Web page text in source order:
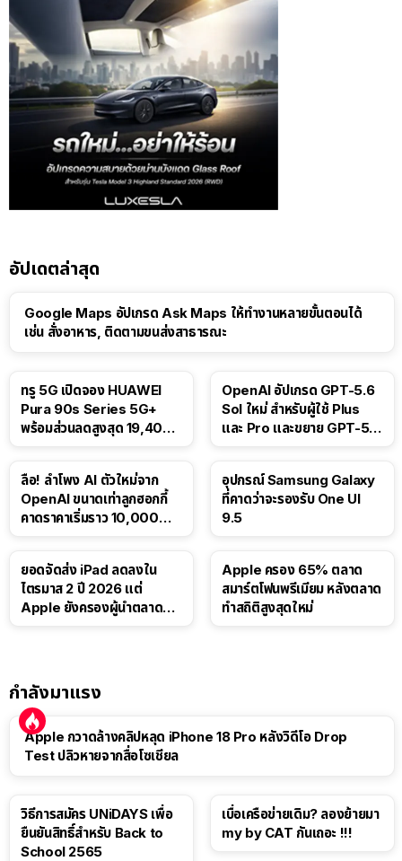
อัปเดตล่าสุด
Google Maps อัปเกรด Ask Maps ให้ทำงานหลายขั้นตอนได้
เช่น สั่งอาหาร, ติดตามขนส่งสาธารณะ
ทรู 5G เปิดจอง HUAWEI
Pura 90s Series 5G+
พร้อมส่วนลดสูงสุด 19,400
OpenAI อัปเกรด GPT-5.6
Sol ใหม่ สำหรับผู้ใช้ Plus
และ Pro และขยาย GPT-5.6
ลือ! ลำโพง AI ตัวใหม่จาก
OpenAI ขนาดเท่าลูกฮอกกี้
คาดราคาเริ่มราว 10,000
อุปกรณ์ Samsung Galaxy
ที่คาดว่าจะรองรับ One UI
9.5
ยอดจัดส่ง iPad ลดลงใน
ไตรมาส 2 ปี 2026 แต่
Apple ยังครองผู้นำตลาด
Apple ครอง 65% ตลาด
สมาร์ตโฟนพรีเมียม หลังตลาด
ทำสถิติสูงสุดใหม่
กำลังมาแรง
Apple กวาดล้างคลิปหลุด iPhone 18 Pro หลังวิดีโอ Drop
Test ปลิวหายจากสื่อโซเชียล
วิธีการสมัคร UNiDAYS เพื่อ
ยืนยันสิทธิ์สำหรับ Back to
School 2565
เบื่อเครือข่ายเดิม? ลองย้ายมา
my by CAT กันเถอะ !!!